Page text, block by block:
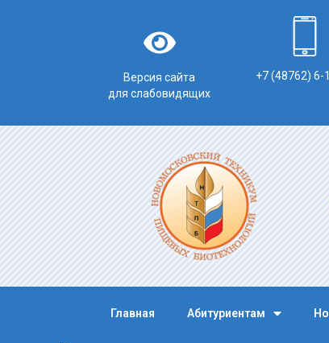
Версия сайта
для слабовидящих
+7 (48762) 6-
Главная Абитуриентам